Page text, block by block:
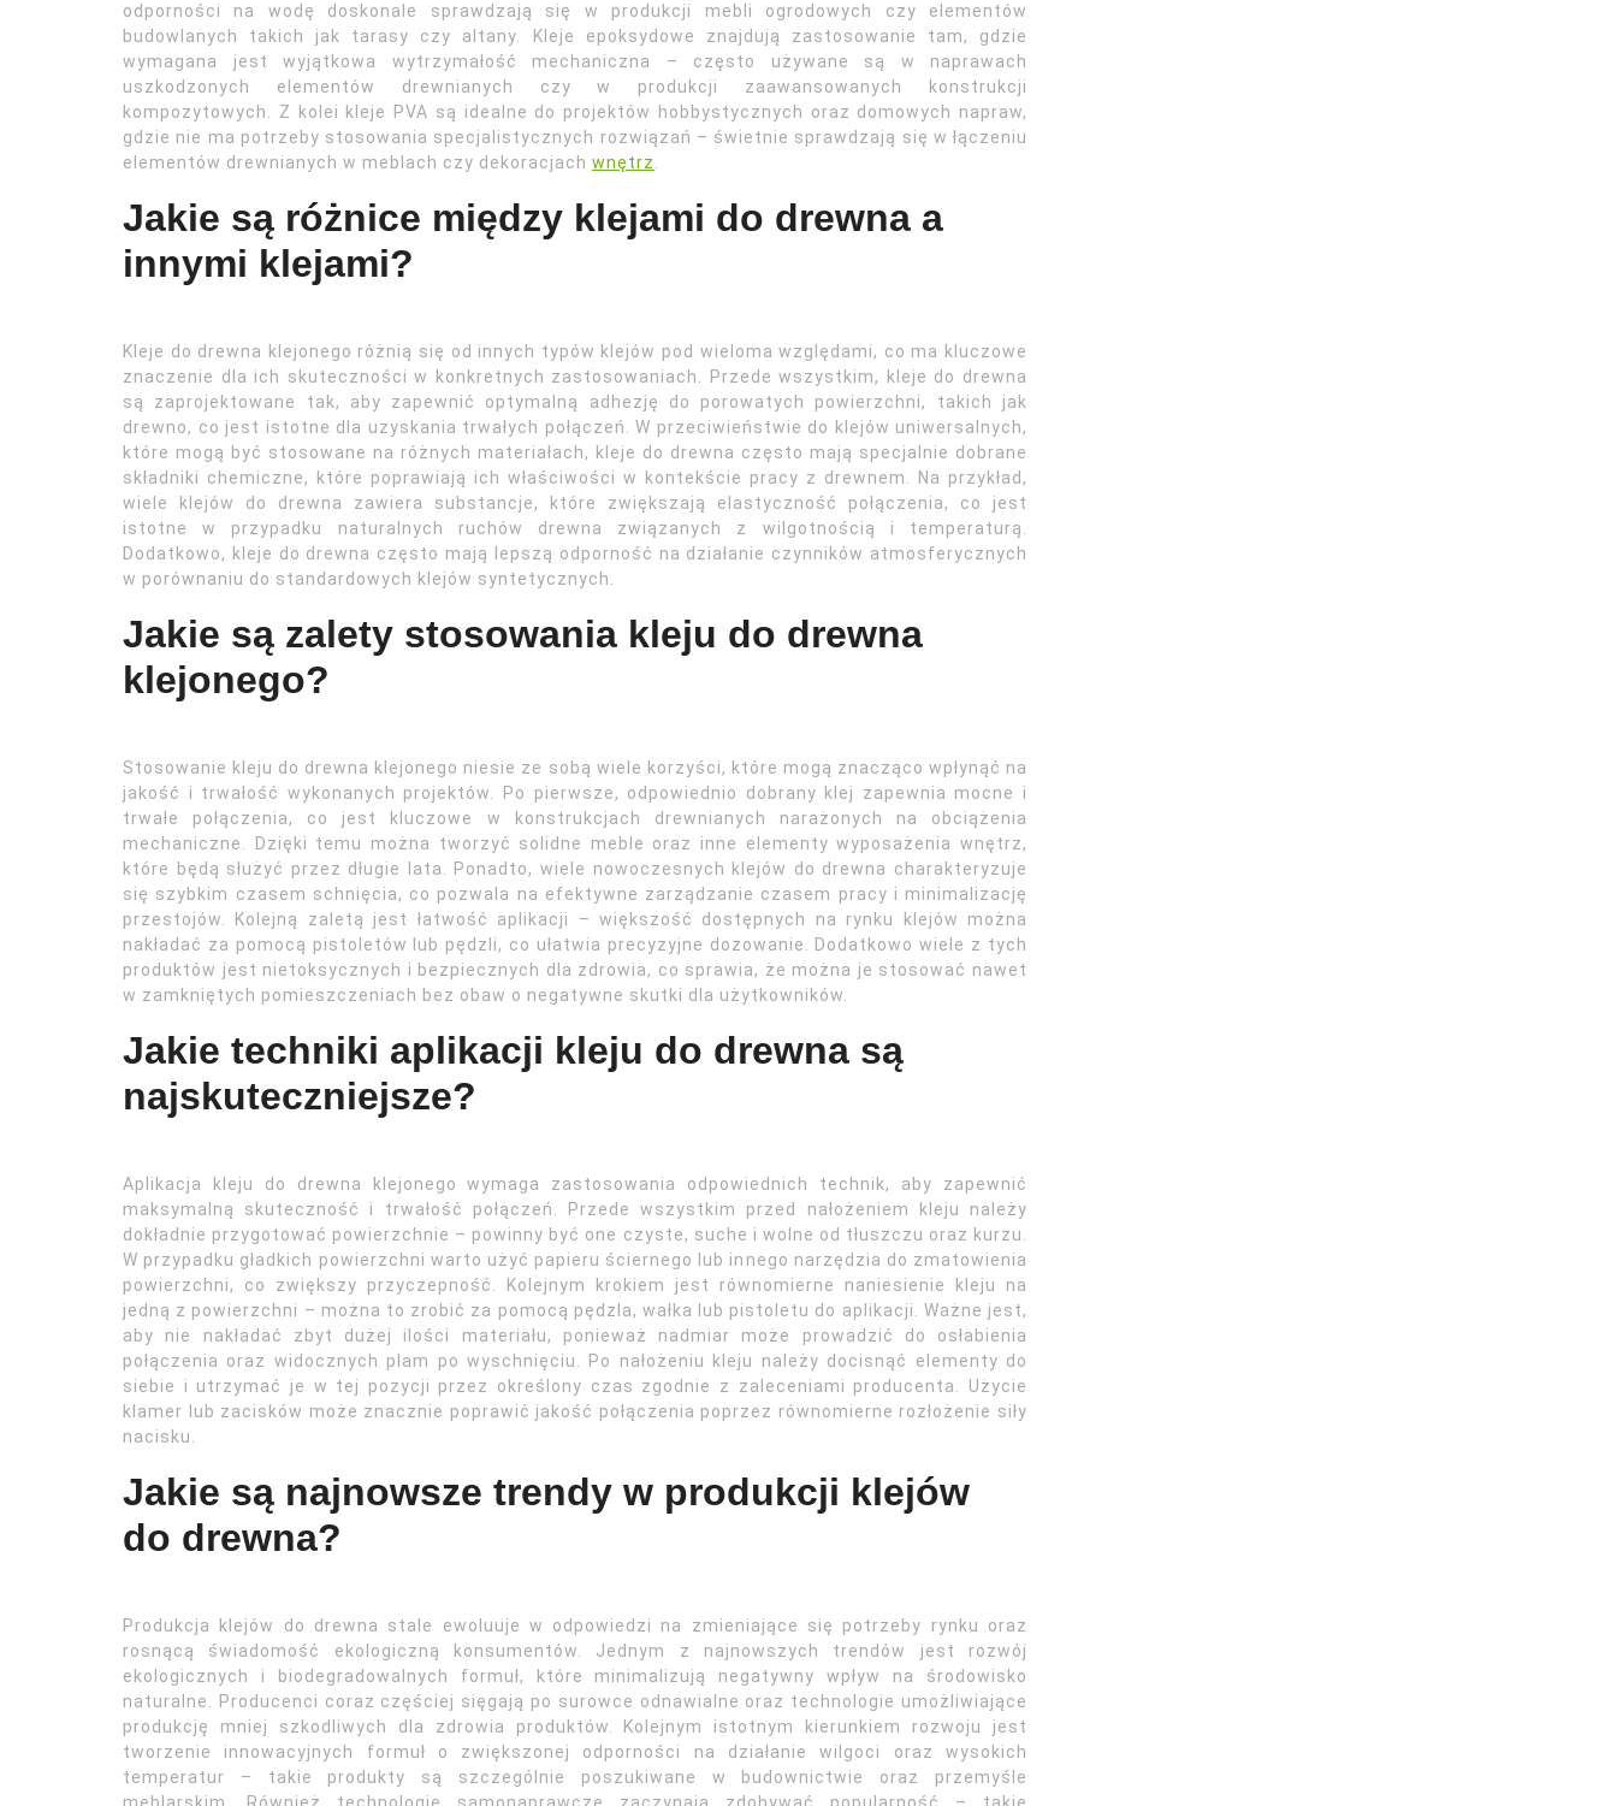
odporności na wodę doskonale sprawdzają się w produkcji mebli ogrodowych czy elementów
budowlanych takich jak tarasy czy altany. Kleje epoksydowe znajdują zastosowanie tam, gdzie
wymagana jest wyjątkowa wytrzymałość mechaniczna – często używane są w naprawach
uszkodzonych elementów drewnianych czy w produkcji zaawansowanych konstrukcji
kompozytowych. Z kolei kleje PVA są idealne do projektów hobbystycznych oraz domowych napraw,
gdzie nie ma potrzeby stosowania specjalistycznych rozwiązań – świetnie sprawdzają się w łączeniu
elementów drewnianych w meblach czy dekoracjach wnętrz
Jakie są różnice między klejami do drewna a
innymi klejami?
Kleje do drewna klejonego różnią się od innych typów klejów pod wieloma względami, co ma kluczowe
znaczenie dla ich skuteczności w konkretnych zastosowaniach. Przede wszystkim, kleje do drewna
są zaprojektowane tak, aby zapewnić optymalną adhezję do porowatych powierzchni, takich jak
drewno, co jest istotne dla uzyskania trwałych połączeń. W przeciwieństwie do klejów uniwersalnych,
które mogą być stosowane na różnych materiałach, kleje do drewna często mają specjalnie dobrane
składniki chemiczne, które poprawiają ich właściwości w kontekście pracy z drewnem. Na przykład,
wiele klejów do drewna zawiera substancje, które zwiększają elastyczność połączenia, co jest
istotne w przypadku naturalnych ruchów drewna związanych z wilgotnością i temperaturą.
Dodatkowo, kleje do drewna często mają lepszą odporność na działanie czynników atmosferycznych
w porównaniu do standardowych klejów syntetycznych.
Jakie są zalety stosowania kleju do drewna
klejonego?
Stosowanie kleju do drewna klejonego niesie ze sobą wiele korzyści, które mogą znacząco wpłynąć na
jakość i trwałość wykonanych projektów. Po pierwsze, odpowiednio dobrany klej zapewnia mocne i
trwałe połączenia, co jest kluczowe w konstrukcjach drewnianych narażonych na obciążenia
mechaniczne. Dzięki temu można tworzyć solidne meble oraz inne elementy wyposażenia wnętrz,
które będą służyć przez długie lata. Ponadto, wiele nowoczesnych klejów do drewna charakteryzuje
się szybkim czasem schnięcia, co pozwala na efektywne zarządzanie czasem pracy i minimalizację
przestojów. Kolejną zaletą jest łatwość aplikacji – większość dostępnych na rynku klejów można
nakładać za pomocą pistoletów lub pędzli, co ułatwia precyzyjne dozowanie. Dodatkowo wiele z tych
produktów jest nietoksycznych i bezpiecznych dla zdrowia, co sprawia, że można je stosować nawet
w zamkniętych pomieszczeniach bez obaw o negatywne skutki dla użytkowników.
Jakie techniki aplikacji kleju do drewna są
najskuteczniejsze?
Aplikacja kleju do drewna klejonego wymaga zastosowania odpowiednich technik, aby zapewnić
maksymalną skuteczność i trwałość połączeń. Przede wszystkim przed nałożeniem kleju należy
dokładnie przygotować powierzchnie – powinny być one czyste, suche i wolne od tłuszczu oraz kurzu.
W przypadku gładkich powierzchni warto użyć papieru ściernego lub innego narzędzia do zmatowienia
powierzchni, co zwiększy przyczepność. Kolejnym krokiem jest równomierne naniesienie kleju na
jedną z powierzchni – można to zrobić za pomocą pędzla, wałka lub pistoletu do aplikacji. Ważne jest,
aby nie nakładać zbyt dużej ilości materiału, ponieważ nadmiar może prowadzić do osłabienia
połączenia oraz widocznych plam po wyschnięciu. Po nałożeniu kleju należy docisnąć elementy do
siebie i utrzymać je w tej pozycji przez określony czas zgodnie z zaleceniami producenta. Użycie
klamer lub zacisków może znacznie poprawić jakość połączenia poprzez równomierne rozłożenie siły
nacisku.
Jakie są najnowsze trendy w produkcji klejów
do drewna?
Produkcja klejów do drewna stale ewoluuje w odpowiedzi na zmieniające się potrzeby rynku oraz
rosnącą świadomość ekologiczną konsumentów. Jednym z najnowszych trendów jest rozwój
ekologicznych i biodegradowalnych formuł, które minimalizują negatywny wpływ na środowisko
naturalne. Producenci coraz częściej sięgają po surowce odnawialne oraz technologie umożliwiające
produkcję mniej szkodliwych dla zdrowia produktów. Kolejnym istotnym kierunkiem rozwoju jest
tworzenie innowacyjnych formuł o zwiększonej odporności na działanie wilgoci oraz wysokich
temperatur – takie produkty są szczególnie poszukiwane w budownictwie oraz przemyśle